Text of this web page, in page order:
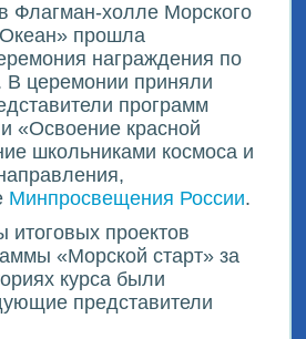
Флагман-холле Морского
прошла
награждения по
В церемонии приняли
программ
«Освоение красной
школьниками космоса и
Минпросвещения России.
итоговых проектов
«Морской старт» за
курса были
представители